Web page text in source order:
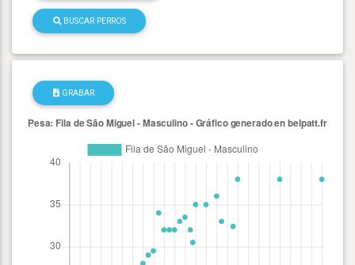
BUSCAR PERROS
GRABAR